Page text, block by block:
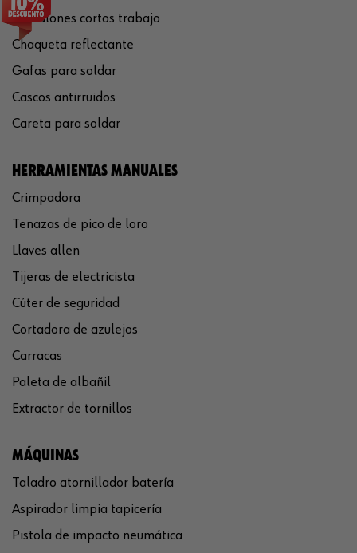
Pantalones cortos trabajo
Chaqueta reflectante
Gafas para soldar
Cascos antirruidos
Careta para soldar
HERRAMIENTAS MANUALES
Crimpadora
Tenazas de pico de loro
Llaves allen
Tijeras de electricista
Cúter de seguridad
Cortadora de azulejos
Carracas
Paleta de albañil
Extractor de tornillos
MÁQUINAS
Taladro atornillador batería
Aspirador limpia tapicería
Pistola de impacto neumática